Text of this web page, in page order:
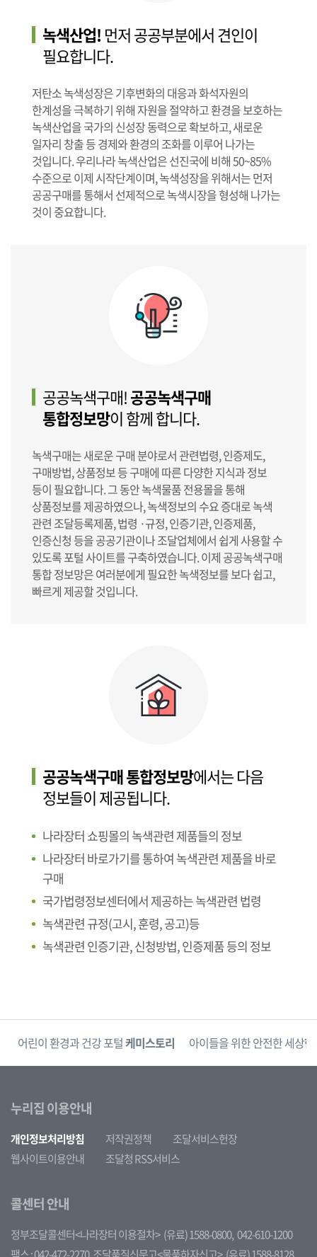
녹색산업! 먼저 공공부분에서 견인이
필요합니다.
저탄소 녹색성장은 기후변화의 대응과 화석자원의
한계성을 극복하기 위해 자원을 절약하고 환경을 보호하는
녹색산업을 국가의 신성장 동력으로 확보하고, 새로운
일자리 창출 등 경제와 환경의 조화를 이루어 나가는
것입니다. 우리나라 녹색산업은 선진국에 비해 50~85%
수준으로 이제 시작단계이며, 녹색성장을 위해서는 먼저
공공구매를 통해서 선제적으로 녹색시장을 형성해 나가는
것이 중요합니다.
공공녹색구매!공공녹색구매
통합정보망이 함께 합니다.
녹색구매는 새로운 구매 분야로서 관련법령, 인증제도,
구매방법, 상품정보 등 구매에 따른 다양한 지식과 정보
등이 필요합니다. 그 동안 녹색물품 전용몰을 통해
상품정보를 제공하였으나, 녹색정보의 수요 증대로 녹색
관련 조달등록제품, 법령 ·규정, 인증기관, 인증제품,
인증신청 등을 공공기관이나 조달업체에서 쉽게 사용할 수
있도록 포털 사이트를 구축하였습니다. 이제 공공녹색구매
통합 정보망은 여러분에게 필요한 녹색정보를 보다 쉽고,
빠르게 제공할 것입니다.
공공녹색구매 통합정보망에서는 다음
정보들이 제공됩니다.
나라장터 쇼핑몰의 녹색관련 제품들의 정보
나라장터 바로가기를 통하여 녹색관련 제품을 바로
구매
국가법령정보센터에서 제공하는 녹색관련 법령
녹색관련 규정(고시, 훈령, 공고)등
녹색관련 인증기관, 신청방법, 인증제품 등의 정보
어린이 환경과 건강 포털케미스토리 아이들을 위한 안전한 세상
누리집 이용안내
개인정보처리방침 저작권정책
조달서비스헌장
웹사이트이용안내
조달청 RSS서비스
콜센터 안내
정부조달콜센터<나라장터 이용절차> (유료) 1588-0800, 042-610-1200